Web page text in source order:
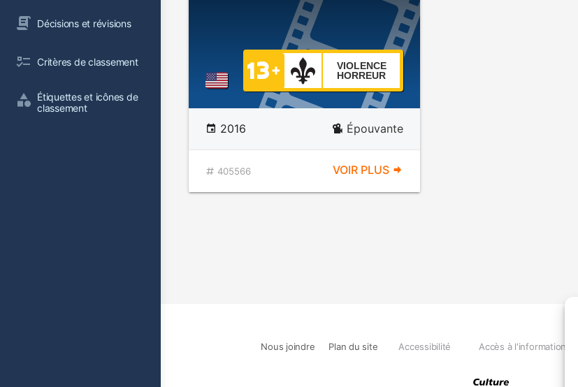
Décisions et révisions
Critères de classement
Étiquettes et icônes de
classement
VIOLENCE
HORREUR
2016 Épouvante
405566 VOIR PLUS
Nous joindre Plan du site Accessibilité Accès à l'information